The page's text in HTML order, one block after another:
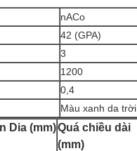
nACo
42 (GPA)
3
1200
0,4
Màu xanh da trời
Dia (mm)Quá chiều dài
(mm)